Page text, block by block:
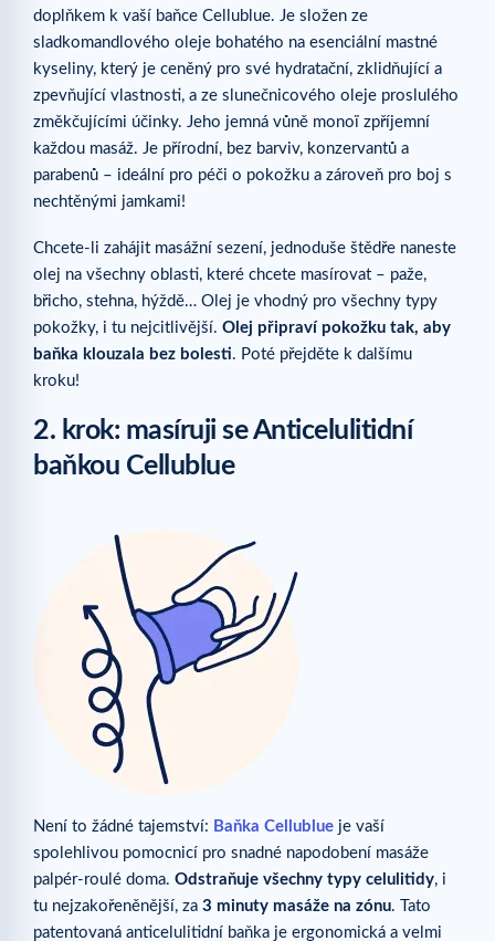
doplňkem k vaší baňce Cellublue. Je složen ze
sladkomandlového oleje bohatého na esenciální mastné
kyseliny, který je ceněný pro své hydratační, zklidňující a
zpevňující vlastnosti, a ze slunečnicového oleje proslulého
změkčujícími účinky. Jeho jemná vůně monoï zpříjemní
každou masáž. Je přírodní, bez barviv, konzervantů a
parabenů – ideální pro péči o pokožku a zároveň pro boj s
nechtěnými jamkami!
Chcete-li zahájit masážní sezení, jednoduše štědře naneste
olej na všechny oblasti, které chcete masírovat – paže,
břicho, stehna, hýždě… Olej je vhodný pro všechny typy
pokožky, i tu nejcitlivější. Olej připraví pokožku tak, aby
baňka klouzala bez bolesti. Poté přejděte k dalšímu
kroku!
2. krok: masíruji se Anticelulitidní
baňkou Cellublue
Není to žádné tajemství: Baňka Cellublue je vaší
spolehlivou pomocnicí pro snadné napodobení masáže
palpér-roulé doma. Odstraňuje všechny typy celulitidy, i
tu nejzakořeněnější, za 3 minuty masáže na zónu. Tato
patentovaná anticelulitidní baňka je ergonomická a velmi